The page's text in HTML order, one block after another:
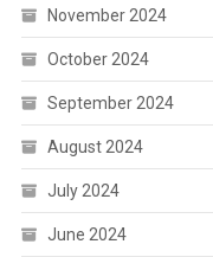
November 2024
October 2024
September 2024
August 2024
July 2024
June 2024